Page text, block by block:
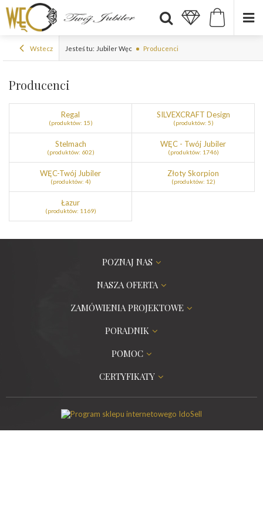
Wstecz Jesteś tu: Jubiler Węc Producenci
Producenci
Regal
(produktów: 15)
SILVEXCRAFT Design
(produktów: 5)
Stelmach
(produktów: 602)
WĘC - Twój Jubiler
(produktów: 1746)
WĘC-Twój Jubiler
(produktów: 4)
Złoty Skorpion
(produktów: 12)
Łazur
(produktów: 1169)
POZNAJ NAS
NASZA OFERTA
ZAMÓWIENIA PROJEKTOWE
PORADNIK
POMOC
CERTYFIKATY